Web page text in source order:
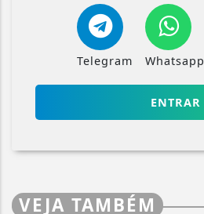
Telegram Whatsapp
ENTRAR
VEJA TAMBÉM